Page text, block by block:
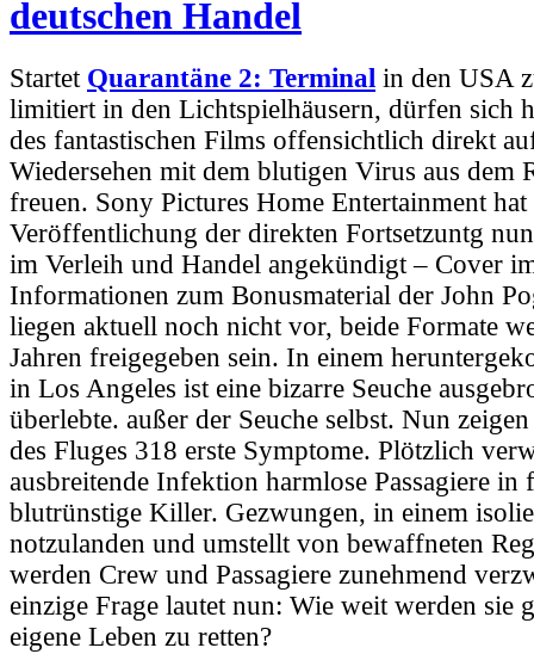
deutschen Handel
Startet Quarantäne 2: Terminal in den USA
limitiert in den Lichtspielhäusern, dürfen sich
des fantastischen Films offensichtlich direkt
Wiedersehen mit dem blutigen Virus aus dem
freuen. Sony Pictures Home Entertainment hat
Veröffentlichung der direkten Fortsetzuntg
im Verleih und Handel angekündigt – Cover
Informationen zum Bonusmaterial der John
liegen aktuell noch nicht vor, beide Formate
Jahren freigegeben sein. In einem
in Los Angeles ist eine bizarre Seuche
überlebte. außer der Seuche selbst. Nun
des Fluges 318 erste Symptome. Plötzlich
ausbreitende Infektion harmlose Passagiere in
blutrünstige Killer. Gezwungen, in einem
notzulanden und umstellt von bewaffneten
werden Crew und Passagiere zunehmend
einzige Frage lautet nun: Wie weit werden sie
eigene Leben zu retten?